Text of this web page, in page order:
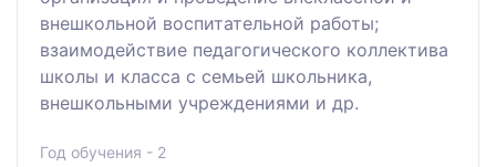
внешкольной воспитательной работы;
взаимодействие педагогического коллектива
школы и класса с семьей школьника,
внешкольными учреждениями и др.
Год обучения - 2